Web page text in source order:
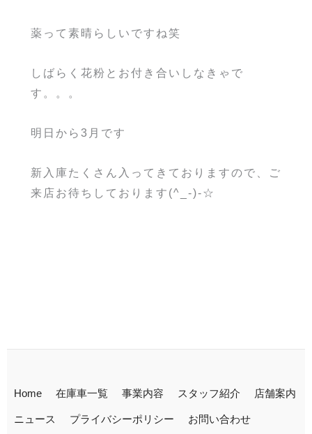
薬って素晴らしいですね笑
しばらく花粉とお付き合いしなきゃで
す。。。
明日から3月です
新入庫たくさん入ってきておりますので、ご
来店お待ちしております(^_-)-☆
Home 在庫車一覧 事業内容 スタッフ紹介 店舗案内
ニュース プライバシーポリシー お問い合わせ